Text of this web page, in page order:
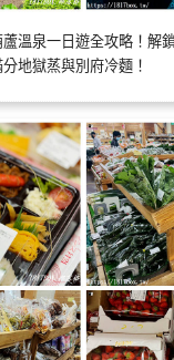
蘆溫泉一日遊全攻略！解
地獄蒸與別府冷麵！